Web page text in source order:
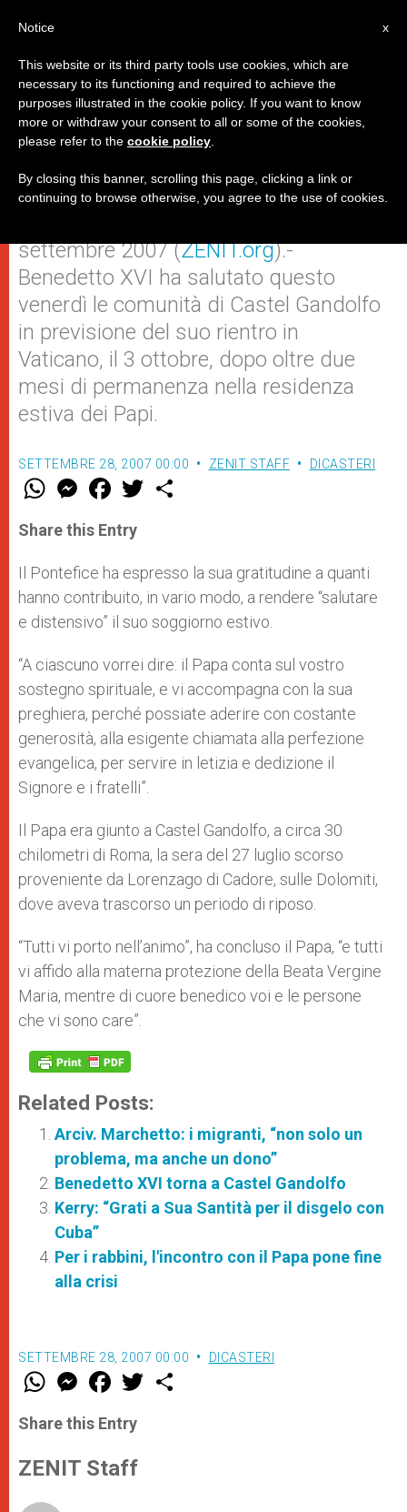
Benedetto XVI si congeda da
Castel Gandolfo
settembre 2007 (ZENIT.org).-
Benedetto XVI ha salutato questo
venerdì le comunità di Castel Gandolfo
in previsione del suo rientro in
Vaticano, il 3 ottobre, dopo oltre due
mesi di permanenza nella residenza
estiva dei Papi.
SETTEMBRE 28, 2007 00:00 ZENIT STAFF DICASTERI
W
t
s
p
p
M
e
s
e
g
e
r
F
a
e
b
o
k
w
r
Share this Entry
Il Pontefice ha espresso la sua gratitudine a quanti
hanno contribuito, in vario modo, a rendere “salutare
e distensivo” il suo soggiorno estivo.
“A ciascuno vorrei dire: il Papa conta sul vostro
sostegno spirituale, e vi accompagna con la sua
preghiera, perché possiate aderire con costante
generosità, alla esigente chiamata alla perfezione
evangelica, per servire in letizia e dedizione il
Signore e i fratelli”.
Il Papa era giunto a Castel Gandolfo, a circa 30
chilometri di Roma, la sera del 27 luglio scorso
proveniente da Lorenzago di Cadore, sulle Dolomiti,
dove aveva trascorso un periodo di riposo.
“Tutti vi porto nell’animo”, ha concluso il Papa, “e tutti
vi affido alla materna protezione della Beata Vergine
Maria, mentre di cuore benedico voi e le persone
che vi sono care”.
Related Posts:
Arciv. Marchetto: i migranti, “non solo un
problema, ma anche un dono”
Benedetto XVI torna a Castel Gandolfo
Kerry: “Grati a Sua Santità per il disgelo con
Cuba”
Per i rabbini, l'incontro con il Papa pone fine
alla crisi
SETTEMBRE 28, 2007 00:00 DICASTERI
W
t
s
p
p
M
e
s
e
g
e
F
a
e
b
o
k
w
Share this Entry
ZENIT Staff
x
Notice
This website or its third party tools use cookies, which are
necessary to its functioning and required to achieve the
purposes illustrated in the cookie policy. If you want to know
more or withdraw your consent to all or some of the cookies,
please refer to the cookie policy
By closing this banner, scrolling this page, clicking a link or
continuing to browse otherwise, you agree to the use of cookies.